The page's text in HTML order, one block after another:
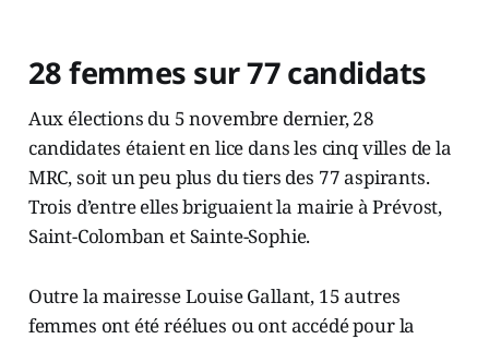
28 femmes sur 77 candidats
Aux élections du 5 novembre dernier, 28
candidates étaient en lice dans les cinq villes de la
MRC, soit un peu plus du tiers des 77 aspirants.
Trois d’entre elles briguaient la mairie à Prévost,
Saint-Colomban et Sainte-Sophie.
Outre la mairesse Louise Gallant, 15 autres
femmes ont été réélues ou ont accédé pour la